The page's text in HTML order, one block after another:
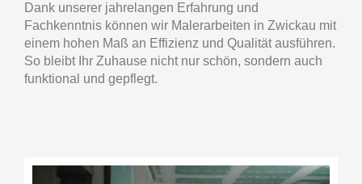
Dank unserer jahrelangen Erfahrung und
Fachkenntnis können wir Malerarbeiten in Zwickau mit
einem hohen Maß an Effizienz und Qualität ausführen.
So bleibt Ihr Zuhause nicht nur schön, sondern auch
funktional und gepflegt.